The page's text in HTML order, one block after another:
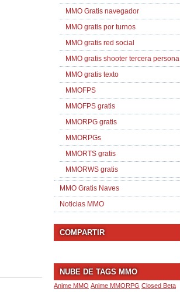
MMO Gratis navegador
MMO gratis por turnos
MMO gratis red social
MMO gratis shooter tercera persona
MMO gratis texto
MMOFPS
MMOFPS gratis
MMORPG gratis
MMORPGs
MMORTS gratis
MMORWS gratis
MMO Gratis Naves
Noticias MMO
COMPARTIR
NUBE DE TAGS MMO
Anime MMO Anime MMORPG Closed Beta